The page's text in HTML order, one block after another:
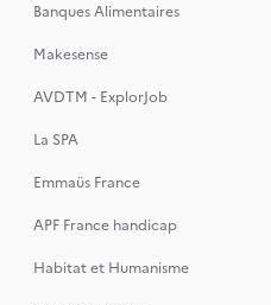
Banques Alimentaires
Makesense
AVDTM - ExplorJob
La SPA
Emmaüs France
APF France handicap
Habitat et Humanisme